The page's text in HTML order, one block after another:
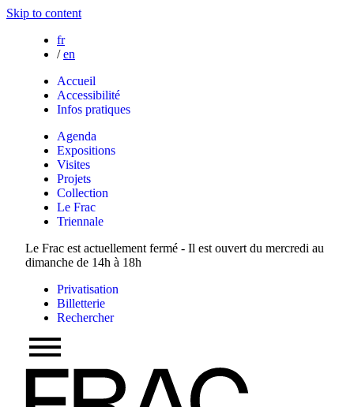
Skip to content
fr
/ en
Accueil
Accessibilité
Infos pratiques
Agenda
Expositions
Visites
Projets
Collection
Le Frac
Triennale
Le Frac est actuellement fermé - Il est ouvert du mercredi au
dimanche de 14h à 18h
Privatisation
Billetterie
Rechercher